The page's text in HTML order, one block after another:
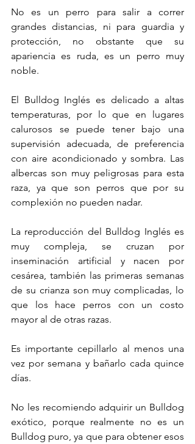
No es un perro para salir a correr
grandes distancias, ni para guardia y
protección, no obstante que su
apariencia es ruda, es un perro muy
noble.
El Bulldog Inglés es delicado a altas
temperaturas, por lo que en lugares
calurosos se puede tener bajo una
supervisión adecuada, de preferencia
con aire acondicionado y sombra. Las
albercas son muy peligrosas para esta
raza, ya que son perros que por su
complexión no pueden nadar.
La reproducción del Bulldog Inglés es
muy compleja, se cruzan por
inseminación artificial y nacen por
cesárea, también las primeras semanas
de su crianza son muy complicadas, lo
que los hace perros con un costo
mayor al de otras razas.
Es importante cepillarlo al menos una
vez por semana y bañarlo cada quince
días.
No les recomiendo adquirir un Bulldog
exótico, porque realmente no es un
Bulldog puro, ya que para obtener esos